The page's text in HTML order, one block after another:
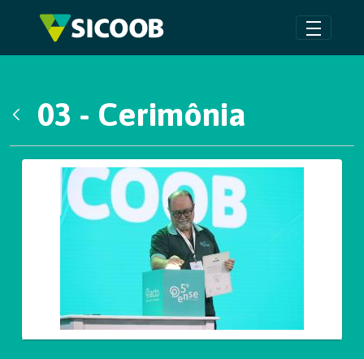
Pular para o Conteúdo principal
03 - Cerimônia
Galeria de Mídias